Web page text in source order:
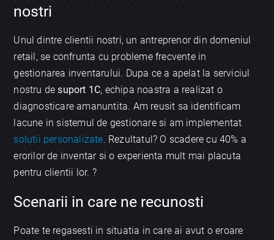
nostri
Unul dintre clientii nostri, un antreprenor din domeniul
retail, se confrunta cu probleme frecvente in
gestionarea inventarului. Dupa ce a apelat la serviciul
nostru desuport 1C, echipa noastra a realizat o
diagnosticare amanuntita. Am reusit sa identificam
lacune in sistemul de gestionare si am implementat
solutii personalizate. Rezultatul? O scadere cu 40% a
erorilor de inventar si o experienta mult mai placuta
pentru clientii lor. ?️
Scenarii in care ne recunosti
Poate te regasesti in situatia in care ai avut o eroare